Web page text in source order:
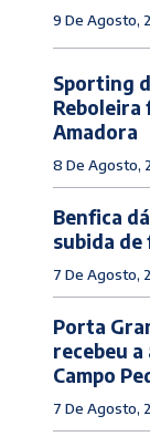
9 De Agosto,
Sporting
Reboleira
Amadora
8 De Agosto,
Benfica
subida de
7 De Agosto,
Porta
recebeu
Campo
7 De Agosto,